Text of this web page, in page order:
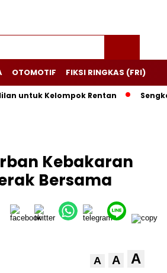
OTOMOTIF FIKSI RINGKAS (FRI)
untuk Kelompok Rentan Sengketa
Kebakaran
Bersama
A A A